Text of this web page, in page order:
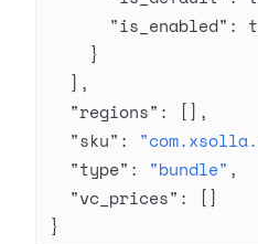
      "is_enabled"
:
    }
  ],
  "regions"
: [],
  "sku"
:
  "type"
: "bundle" ,
  "vc_prices"
: []
}